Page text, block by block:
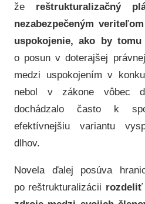
že reštrukturalizačný
nezabezpečeným
uspokojenie, ako by
o posun v doterajšej
medzi uspokojením v
nebol v zákone vôbec
dochádzalo často k
efektívnejšiu variantu
dlhov.
Novela ďalej posúva
po reštrukturalizácii rozdeliť